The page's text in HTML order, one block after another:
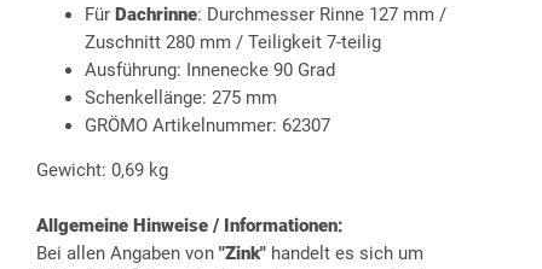
Für Dachrinne: Durchmesser Rinne 127 mm /
Zuschnitt 280 mm / Teiligkeit 7-teilig
Ausführung: Innenecke 90 Grad
Schenkellänge: 275 mm
GRÖMO Artikelnummer: 62307
Gewicht: 0,69 kg
Allgemeine Hinweise / Informationen:
Bei allen Angaben von "Zink" handelt es sich um